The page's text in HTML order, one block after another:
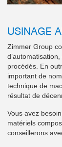
USINAGE
Zimmer Group
procédés. En
important de
technique de
résultat de
Vous avez
matériels
conseillerons